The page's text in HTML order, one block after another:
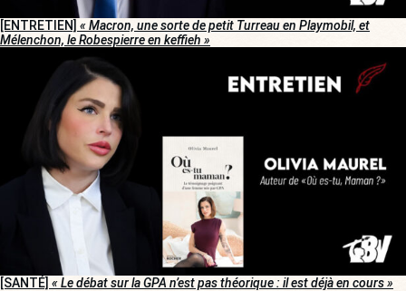
[ENTRETIEN] « Macron, une sorte de petit Turreau en Playmobil, et
Mélenchon, le Robespierre en keffieh »
[SANTÉ] « Le débat sur la GPA n’est pas théorique : il est déjà en cours »